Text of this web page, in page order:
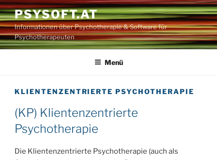
Zum
Inhalt
springen
PSYSOFT.AT
Informationen über Psychotherapie & Software für
Psychotherapeuten
Menü
KLIENTENZENTRIERTE PSYCHOTHERAPIE
(KP) Klientenzentrierte
Psychotherapie
Die Klientenzentrierte Psychotherapie (auch als